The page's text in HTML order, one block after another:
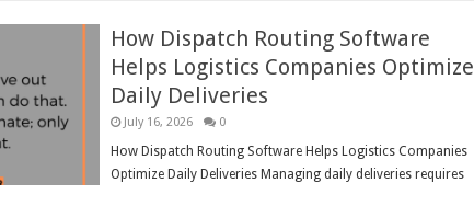
How Dispatch Routing Software
Helps Logistics Companies Optimize
Daily Deliveries
July 16, 2026 0
How Dispatch Routing Software Helps Logistics Companies
Optimize Daily Deliveries Managing daily deliveries requires